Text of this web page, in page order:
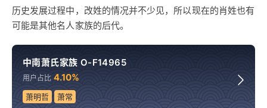
历史发展过程中，改姓的情况并不少见，所以现在的肖姓也有
可能是其他名人家族的后代。
中南萧氏家族 O-F14965
用户占比 4.10%
萧明哲 萧常